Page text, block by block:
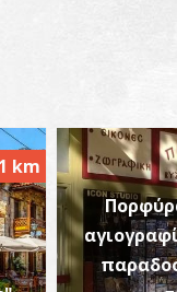
km